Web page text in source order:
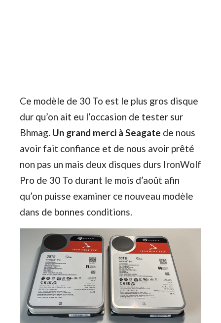
Ce modèle de 30 To est le plus gros disque
dur qu’on ait eu l’occasion de tester sur
Bhmag. Un grand merci à Seagate de nous
avoir fait confiance et de nous avoir prêté
non pas un mais deux disques durs IronWolf
Pro de 30 To durant le mois d’août afin
qu’on puisse examiner ce nouveau modèle
dans de bonnes conditions.